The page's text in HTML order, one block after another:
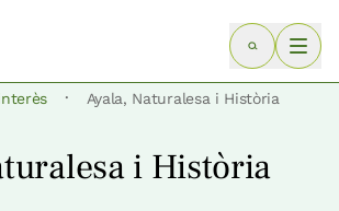
· Ayala, Naturalesa i Història
i Història